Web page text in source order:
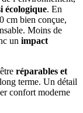
écologique. En
cm bien conçue,
Moins de
un impact
réparables et
terme. Un détail
confort moderne